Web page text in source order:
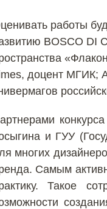
работы
BOSCO DI
доцент МГИК;
и ГУУ
многих
Самым
Такое